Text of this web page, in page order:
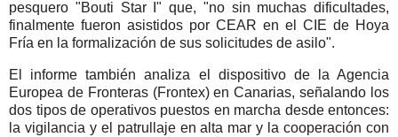
pesquero "Bouti Star I" que, "no sin muchas dificultades,
finalmente fueron asistidos por CEAR en el CIE de Hoya
Fría en la formalización de sus solicitudes de asilo".
El informe también analiza el dispositivo de la Agencia
Europea de Fronteras (Frontex) en Canarias, señalando los
dos tipos de operativos puestos en marcha desde entonces:
la vigilancia y el patrullaje en alta mar y la cooperación con